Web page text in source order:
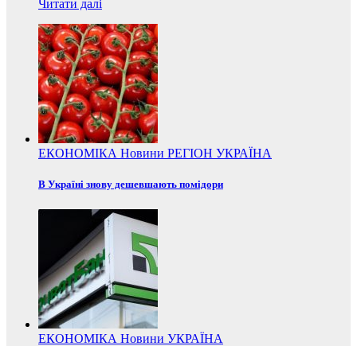
Читати далі
ЕКОНОМІКА Новини РЕГІОН УКРАЇНА
В Україні знову дешевшають помідори
ЕКОНОМІКА Новини УКРАЇНА